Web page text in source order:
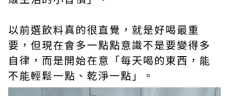
以前選飲料真的很直覺，就是好喝最重
要，但現在會多一點點意識不是要變得多
自律，而是開始在意「每天喝的東西，能
不能輕鬆一點、乾淨一點」。